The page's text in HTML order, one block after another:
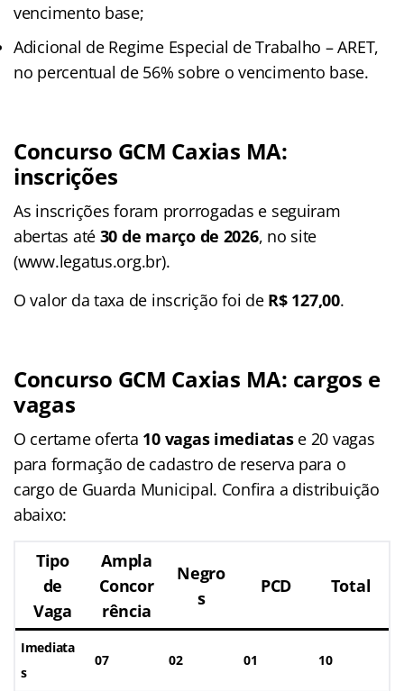
vencimento base;
Adicional de Regime Especial de Trabalho – ARET,
no percentual de 56% sobre o vencimento base.
Concurso GCM Caxias MA:
inscrições
As inscrições foram prorrogadas e seguiram
abertas até 30 de março de 2026, no site
(www.legatus.org.br).
O valor da taxa de inscrição foi de R$ 127,00.
Concurso GCM Caxias MA: cargos e
vagas
O certame oferta 10 vagas imediatase 20 vagas
para formação de cadastro de reserva para o
cargo de Guarda Municipal. Confira a distribuição
abaixo:
Tipo
de
Vaga
Ampla
Concor
rência
Negro
s
PCD Total
Imediata
s
07 02 01 10